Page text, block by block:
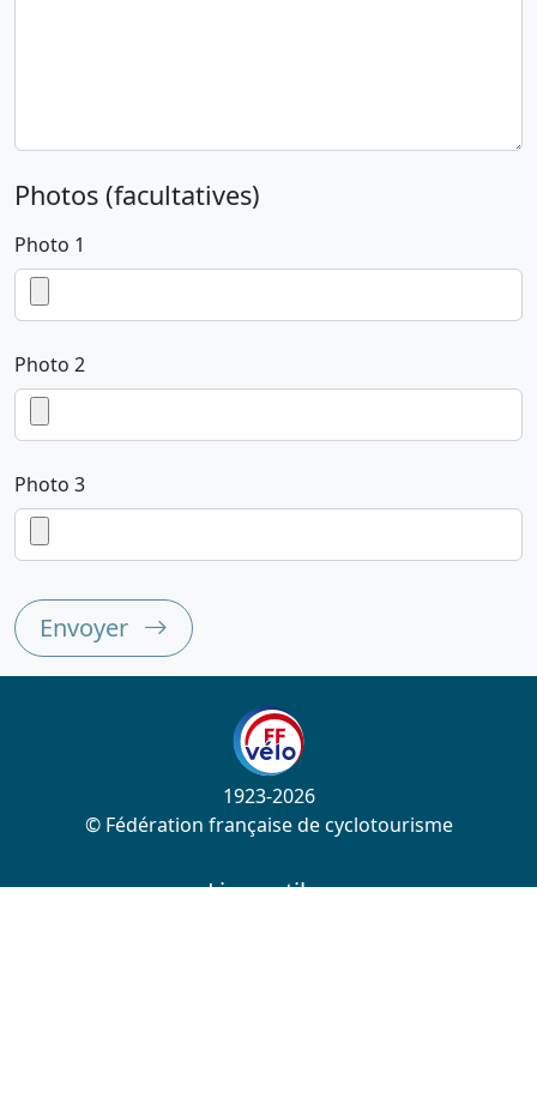
Photos (facultatives)
Photo 1
Photo 2
Photo 3
Envoyer
1923-2026
© Fédération française de cyclotourisme
Liens utiles